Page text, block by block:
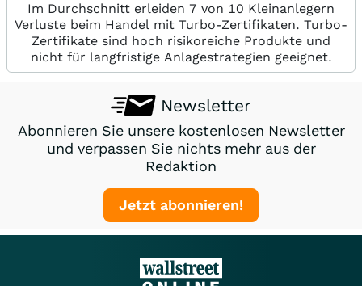
Im Durchschnitt erleiden 7 von 10 Kleinanlegern
Verluste beim Handel mit Turbo-Zertifikaten. Turbo-
Zertifikate sind hoch risikoreiche Produkte und
nicht für langfristige Anlagestrategien geeignet.
Newsletter
Abonnieren Sie unsere kostenlosen Newsletter
und verpassen Sie nichts mehr aus der
Redaktion
Jetzt abonnieren!